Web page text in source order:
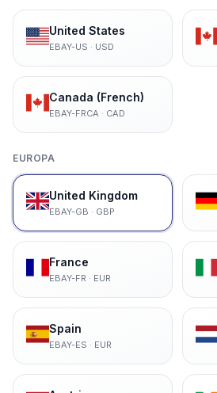
United States
EBAY-US · USD
Canada (French)
EBAY-FRCA · CAD
EUROPA
United Kingdom
EBAY-GB · GBP
France
EBAY-FR · EUR
Spain
EBAY-ES · EUR